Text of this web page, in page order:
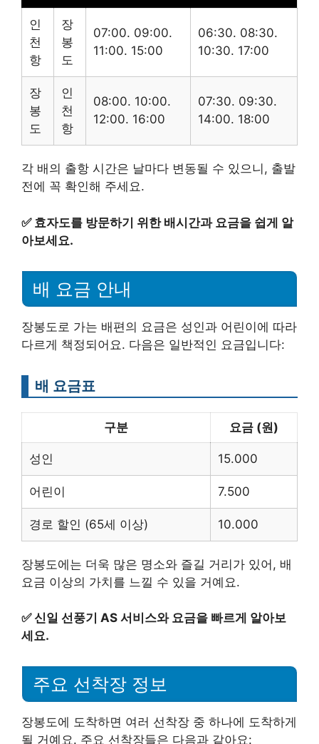
인
천
항
장
봉
도
07:00. 09:00.
11:00. 15:00
06:30. 08:30.
10:30. 17:00
장
봉
도
인
천
항
08:00. 10:00.
12:00. 16:00
07:30. 09:30.
14:00. 18:00
각 배의 출항 시간은 날마다 변동될 수 있으니, 출발
전에 꼭 확인해 주세요.
✅ 효자도를 방문하기 위한 배시간과 요금을 쉽게 알
아보세요.
배 요금 안내
장봉도로 가는 배편의 요금은 성인과 어린이에 따라
다르게 책정되어요. 다음은 일반적인 요금입니다:
배 요금표
구분 요금 (원)
성인 15.000
어린이 7.500
경로 할인 (65세 이상) 10.000
장봉도에는 더욱 많은 명소와 즐길 거리가 있어, 배
요금 이상의 가치를 느낄 수 있을 거예요.
✅신일 선풍기 AS 서비스와 요금을 빠르게 알아보
세요.
주요 선착장 정보
장봉도에 도착하면 여러 선착장 중 하나에 도착하게
될 거예요. 주요 선착장들은 다음과 같아요: